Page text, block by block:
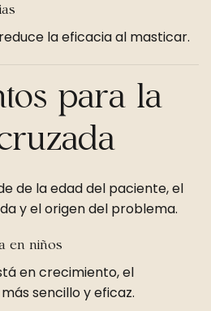
la eficacia al masticar.
para la
de la edad del paciente, el
y el origen del problema.
en niños
en crecimiento, el
sencillo y eficaz.